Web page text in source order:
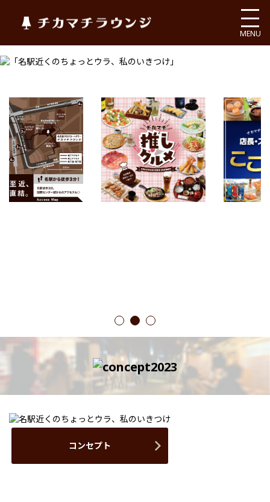
チカマチラウンジ
MENU
1 2 3
コンセプト